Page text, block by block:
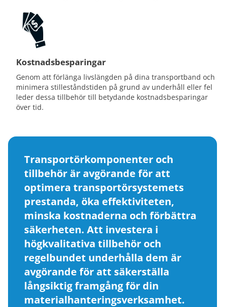
Kostnadsbesparingar
Genom att förlänga livslängden på dina transportband och
minimera stilleståndstiden på grund av underhåll eller fel
leder dessa tillbehör till betydande kostnadsbesparingar
över tid.
Transportörkomponenter och
tillbehör är avgörande för att
optimera transportörsystemets
prestanda, öka effektiviteten,
minska kostnaderna och förbättra
säkerheten. Att investera i
högkvalitativa tillbehör och
regelbundet underhålla dem är
avgörande för att säkerställa
långsiktig framgång för din
materialhanteringsverksamhet.